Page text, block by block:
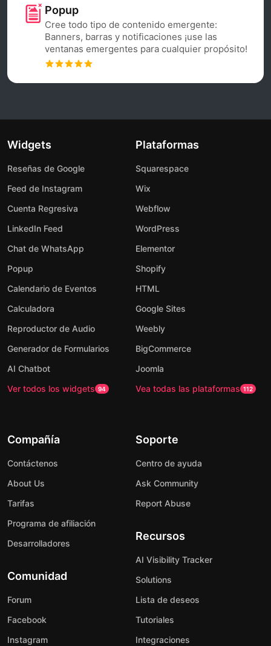
Popup
Cree todo tipo de contenido emergente:
Banners, barras y notificaciones ¡use las
ventanas emergentes para cualquier propósito!
Widgets
Reseñas de Google
Feed de Instagram
Cuenta Regresiva
LinkedIn Feed
Chat de WhatsApp
Popup
Calendario de Eventos
Calculadora
Reproductor de Audio
Generador de Formularios
AI Chatbot
Ver todos los widgets 94
Plataformas
Squarespace
Wix
Webflow
WordPress
Elementor
Shopify
HTML
Google Sites
Weebly
BigCommerce
Joomla
Vea todas las plataformas 112
Compañía
Contáctenos
About Us
Tarifas
Programa de afiliación
Desarrolladores
Comunidad
Forum
Facebook
Instagram
Soporte
Centro de ayuda
Ask Community
Report Abuse
Recursos
AI Visibility Tracker
Solutions
Lista de deseos
Tutoriales
Integraciones